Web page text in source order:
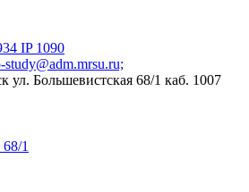
IP 1090
study@adm.mrsu.ru;
ул. Большевистская 68/1 каб. 1007
1